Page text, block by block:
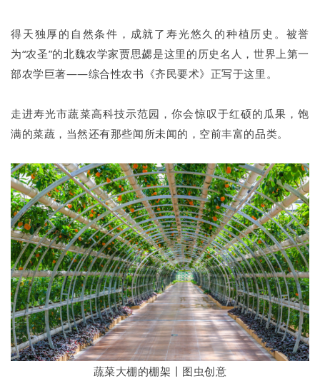
得天独厚的自然条件，成就了寿光悠久的种植历史。被誉
为“农圣”的北魏农学家贾思勰是这里的历史名人，世界上第一
部农学巨著——综合性农书《齐民要术》正写于这里。
走进寿光市蔬菜高科技示范园，你会惊叹于红硕的瓜果，饱
满的菜蔬，当然还有那些闻所未闻的，空前丰富的品类。
蔬菜大棚的棚架丨图虫创意